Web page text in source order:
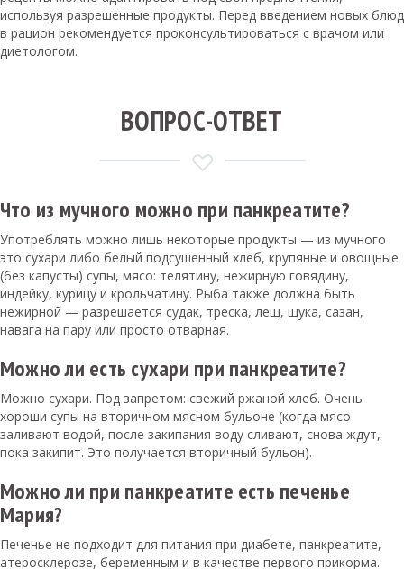
используя разрешенные продукты. Перед введением новых блюд
в рацион рекомендуется проконсультироваться с врачом или
диетологом.
ВОПРОС-ОТВЕТ
Что из мучного можно при панкреатите?
Употреблять можно лишь некоторые продукты — из мучного
это сухари либо белый подсушенный хлеб, крупяные и овощные
(без капусты) супы, мясо: телятину, нежирную говядину,
индейку, курицу и крольчатину. Рыба также должна быть
нежирной — разрешается судак, треска, лещ, щука, сазан,
навага на пару или просто отварная.
Можно ли есть сухари при панкреатите?
Можно сухари. Под запретом: свежий ржаной хлеб. Очень
хороши супы на вторичном мясном бульоне (когда мясо
заливают водой, после закипания воду сливают, снова ждут,
пока закипит. Это получается вторичный бульон).
Можно ли при панкреатите есть печенье
Мария?
Печенье не подходит для питания при диабете, панкреатите,
атеросклерозе, беременным и в качестве первого прикорма.